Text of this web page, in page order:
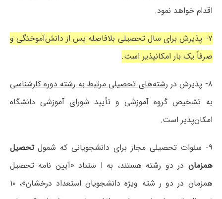
اقدام خواهد نمود.
۷- پذیرش برای سال تحصیلی بلافاصله پس از دانش‌آموختگی و
صرفاً یک بار امکانپذیر است.
۸- پذیرش در
رشته‌های تحصیلی مرتبط به رشته دوره کارشناسی
به تشخیص گروه آموزشی و تأیید شورای آموزشی دانشگاه
امکان‌پذیر است.
۹- سنوات تحصیلی مجاز برای دانشجویانی که شمول
تحصیل
همزمان در دو رشته هستند، به ا ستناد «آیین نامه تحصیل
همزمان در دو ر شته ویژه دانشجویان استعداد درخشان»، ۱۰